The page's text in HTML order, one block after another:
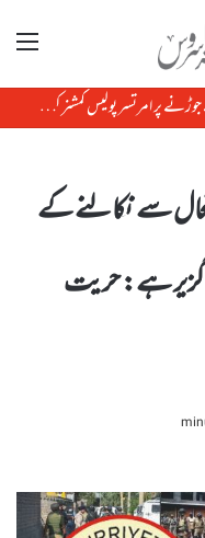
مینو
سے نکالنے کے
ہے: حریت